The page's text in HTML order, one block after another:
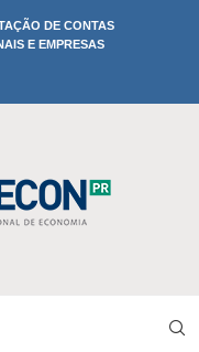
DE CONTAS
E EMPRESAS